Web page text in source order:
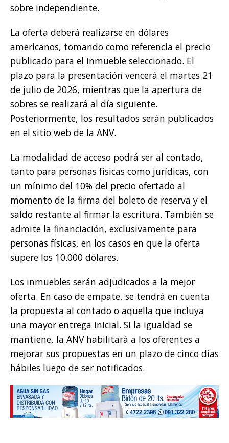
sobre independiente.
La oferta deberá realizarse en dólares
americanos, tomando como referencia el precio
publicado para el inmueble seleccionado. El
plazo para la presentación vencerá el martes 21
de julio de 2026, mientras que la apertura de
sobres se realizará al día siguiente.
Posteriormente, los resultados serán publicados
en el sitio web de la ANV.
La modalidad de acceso podrá ser al contado,
tanto para personas físicas como jurídicas, con
un mínimo del 10% del precio ofertado al
momento de la firma del boleto de reserva y el
saldo restante al firmar la escritura. También se
admite la financiación, exclusivamente para
personas físicas, en los casos en que la oferta
supere los 10.000 dólares.
Los inmuebles serán adjudicados a la mejor
oferta. En caso de empate, se tendrá en cuenta
la propuesta al contado o aquella que incluya
una mayor entrega inicial. Si la igualdad se
mantiene, la ANV habilitará a los oferentes a
mejorar sus propuestas en un plazo de cinco días
hábiles luego de ser notificados.